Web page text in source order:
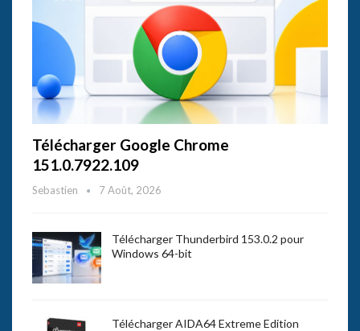
Télécharger Google Chrome
151.0.7922.109
Sebastien 7 Août, 2026
Télécharger Thunderbird 153.0.2 pour
Windows 64-bit
Télécharger AIDA64 Extreme Edition